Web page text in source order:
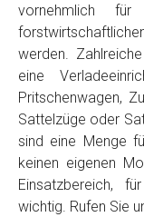
Model
Baujahr
Getriebe
Bekannte
vornehmlich
werden.
eine
Pritschenwagen,
Sattelzüge oder
sind eine Menge
keinen eigenen
Einsatzbereich,
wichtig. Rufen Sie